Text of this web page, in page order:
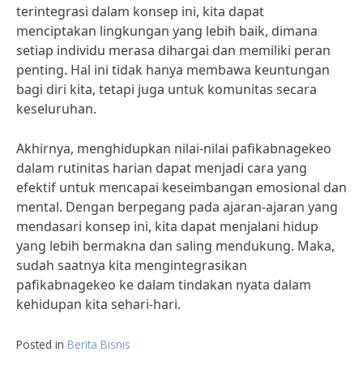
terintegrasi dalam konsep ini, kita dapat
menciptakan lingkungan yang lebih baik, dimana
setiap individu merasa dihargai dan memiliki peran
penting. Hal ini tidak hanya membawa keuntungan
bagi diri kita, tetapi juga untuk komunitas secara
keseluruhan.
Akhirnya, menghidupkan nilai-nilai pafikabnagekeo
dalam rutinitas harian dapat menjadi cara yang
efektif untuk mencapai keseimbangan emosional dan
mental. Dengan berpegang pada ajaran-ajaran yang
mendasari konsep ini, kita dapat menjalani hidup
yang lebih bermakna dan saling mendukung. Maka,
sudah saatnya kita mengintegrasikan
pafikabnagekeo ke dalam tindakan nyata dalam
kehidupan kita sehari-hari.
Posted in Berita Bisnis